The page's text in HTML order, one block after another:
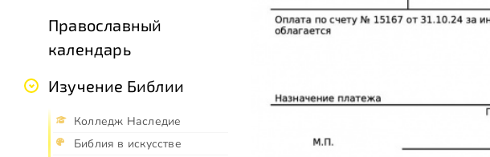
Православный
календарь
Изучение Библии
Колледж Наследие
Библия в искусстве